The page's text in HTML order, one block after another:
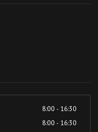
8:00 - 16:30
8:00 - 16:30